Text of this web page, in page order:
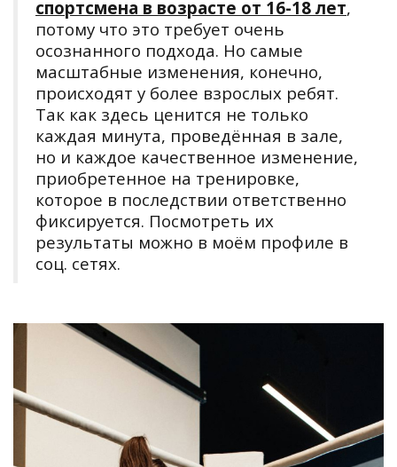
спортсмена в возрасте от 16-18 лет,
потому что это требует очень
осознанного подхода. Но самые
масштабные изменения, конечно,
происходят у более взрослых ребят.
Так как здесь ценится не только
каждая минута, проведённая в зале,
но и каждое качественное изменение,
приобретенное на тренировке,
которое в последствии ответственно
фиксируется. Посмотреть их
результаты можно в моём профиле в
соц. сетях.